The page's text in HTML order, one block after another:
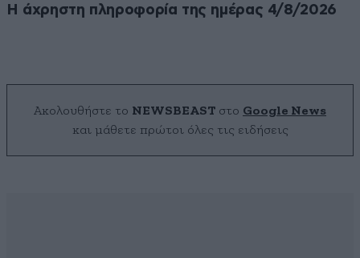
Η άχρηστη πληροφορία της ημέρας 4/8/2026
Ακολουθήστε το NEWSBEAST στο Google News
και μάθετε πρώτοι όλες τις ειδήσεις